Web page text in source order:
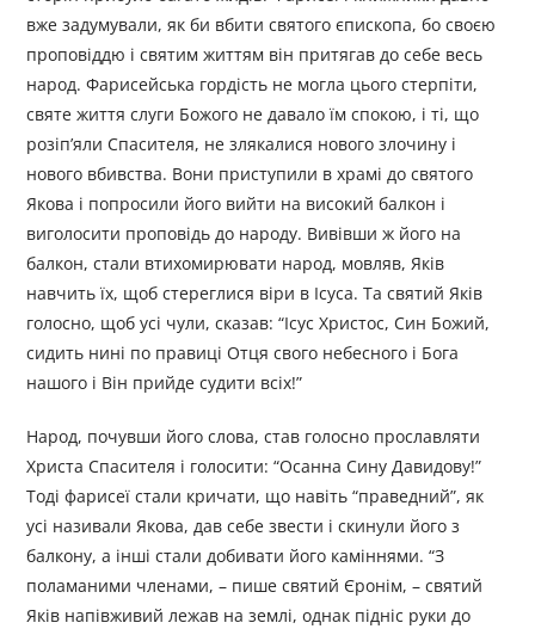
вже задумували, як би вбити святого єпископа, бо своєю
проповіддю і святим життям він притягав до себе весь
народ. Фарисейська гордість не могла цього стерпіти,
святе життя слуги Божого не давало їм спокою, і ті, що
розіп’яли Спасителя, не злякалися нового злочину і
нового вбивства. Вони приступили в храмі до святого
Якова і попросили його вийти на високий балкон і
виголосити проповідь до народу. Вивівши ж його на
балкон, стали втихомирювати народ, мовляв, Яків
навчить їх, щоб стереглися віри в Ісуса. Та святий Яків
голосно, щоб усі чули, сказав: “Ісус Христос, Син Божий,
сидить нині по правиці Отця свого небесного і Бога
нашого і Він прийде судити всіх!”
Народ, почувши його слова, став голосно прославляти
Христа Спасителя і голосити: “Осанна Сину Давидову!”
Тоді фарисеї стали кричати, що навіть “праведний”, як
усі називали Якова, дав себе звести і скинули його з
балкону, а інші стали добивати його каміннями. “З
поламаними членами, – пише святий Єронім, – святий
Яків напівживий лежав на землі, однак підніс руки до